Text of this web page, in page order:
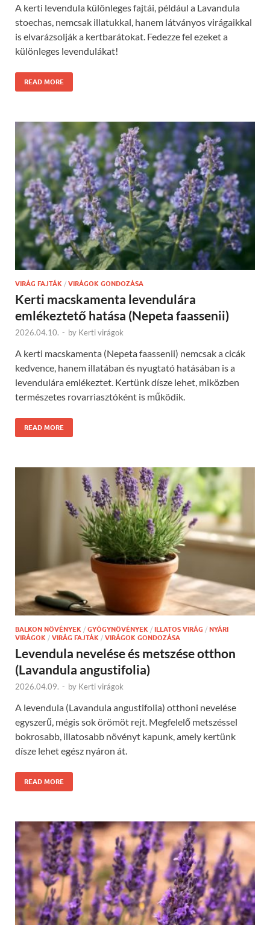
A kerti levendula különleges fajtái, például a Lavandula
stoechas, nemcsak illatukkal, hanem látványos virágaikkal
is elvarázsolják a kertbarátokat. Fedezze fel ezeket a
különleges levendulákat!
READ MORE
VIRÁG FAJTÁK / VIRÁGOK GONDOZÁSA
Kerti macskamenta levendulára
emlékeztető hatása (Nepeta faassenii)
2026.04.10. - by Kerti virágok
A kerti macskamenta (Nepeta faassenii) nemcsak a cicák
kedvence, hanem illatában és nyugtató hatásában is a
levendulára emlékeztet. Kertünk dísze lehet, miközben
természetes rovarriasztóként is működik.
READ MORE
BALKON NÖVÉNYEK / GYÓGYNÖVÉNYEK / ILLATOS VIRÁG / NYÁRI
VIRÁGOK / VIRÁG FAJTÁK / VIRÁGOK GONDOZÁSA
Levendula nevelése és metszése otthon
(Lavandula angustifolia)
2026.04.09. - by Kerti virágok
A levendula (Lavandula angustifolia) otthoni nevelése
egyszerű, mégis sok örömöt rejt. Megfelelő metszéssel
bokrosabb, illatosabb növényt kapunk, amely kertünk
dísze lehet egész nyáron át.
READ MORE